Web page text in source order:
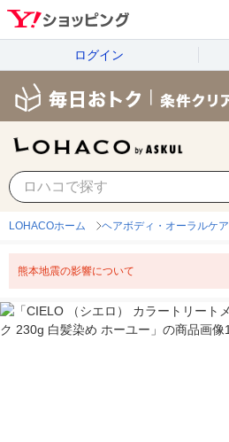
ログイン
LOHACOホーム ヘアボディ・オーラルケア
熊本地震の影響について